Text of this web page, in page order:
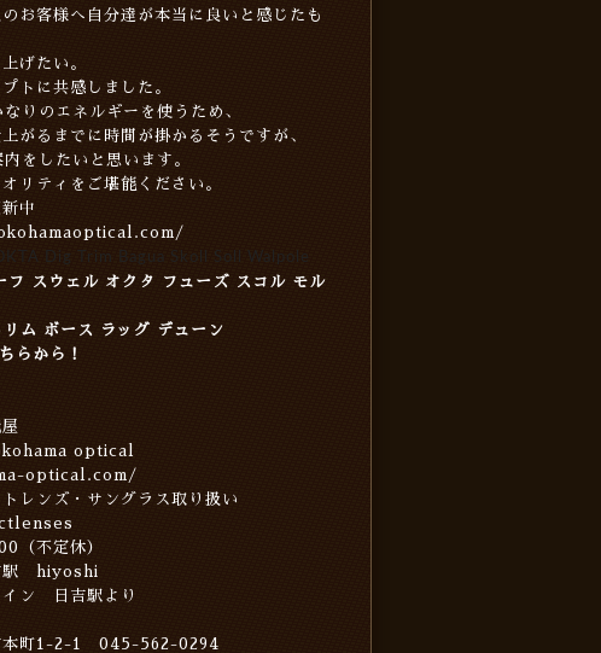
お客様へ自分達が本当に良いと感じたも
げたい。
トに共感しました。
りのエネルギーを使うため、
がるまでに時間が掛かるそうですが、
をしたいと思います。
リティをご堪能ください。
中
Dig Trim Bagua Skoll Soll Walpole
フ スウェル オクタ フューズ スコル モル
ム ボース ラッグ デューン
らから！
optical
optical.com/
レンズ・サングラス取り扱い
（不定休）
駅 hiyoshi
イン 日吉駅より
本町1-2-1 045-562-0294